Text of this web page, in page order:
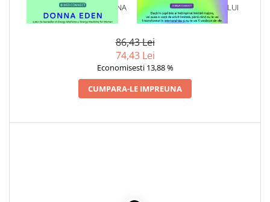
Literatura Romana
Literatura Universala
1 x MIC GHID DE MEDICINA
ENERGETICA
1 x VINDECAREA COPILULUI
INTERIOR
86,43 Lei
74,43 Lei
Economisesti 13,88 %
CUMPARA-LE IMPREUNA